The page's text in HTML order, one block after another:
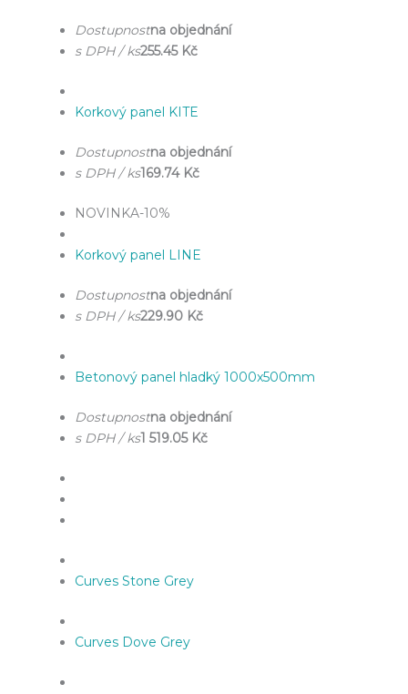
Dostupnostna objednání
s DPH / ks255.45 Kč
Korkový panel KITE
Dostupnostna objednání
s DPH / ks169.74 Kč
NOVINKA-10%
Korkový panel LINE
Dostupnostna objednání
s DPH / ks229.90 Kč
Betonový panel hladký 1000x500mm
Dostupnostna objednání
s DPH / ks1 519.05 Kč
Curves Stone Grey
Curves Dove Grey